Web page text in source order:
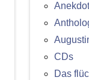
CDs
Das